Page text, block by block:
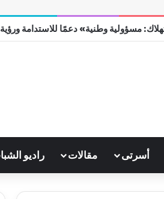
مسؤولية وطنية» دعمًا للاستدامة ورؤية
أسرتى مقالات راديو